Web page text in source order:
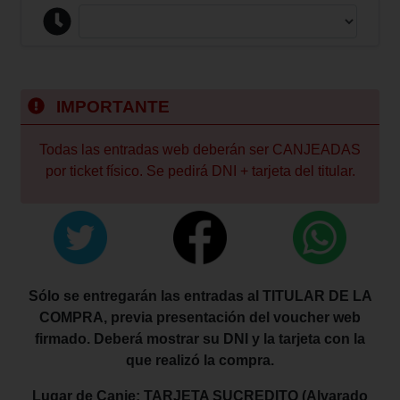
IMPORTANTE
Todas las entradas web deberán ser CANJEADAS
por ticket físico. Se pedirá DNI + tarjeta del titular.
Sólo se entregarán las entradas al TITULAR DE LA
COMPRA, previa presentación del voucher web
firmado. Deberá mostrar su DNI y la tarjeta con la
que realizó la compra.
Lugar de Canje: TARJETA SUCREDITO (Alvarado